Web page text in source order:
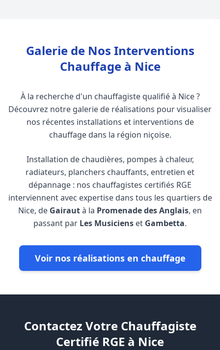
Galerie de Nos Interventions
Chauffage à Nice
À la recherche d'un chauffagiste qualifié à Nice ?
Découvrez notre galerie de réalisations pour visualiser
nos récentes installations et interventions de
chauffage dans la région niçoise.
Installation de chaudières, pompes à chaleur,
radiateurs, planchers chauffants, entretien et
dépannage : nos chauffagistes certifiés RGE
interviennent avec expertise dans tous les quartiers de
Nice, de Gairautà la Promenade des Anglais, en
passant par Les Musiciens et Gambetta.
Voir nos réalisations en chauffage
Contactez Votre Chauffagiste
Certifié RGE à Nice